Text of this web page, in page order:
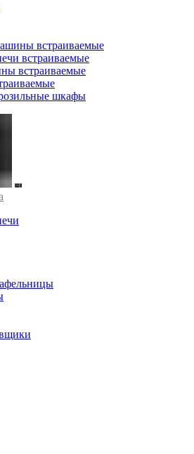
встраиваемые
встраиваемые
встраиваемые
шкафы